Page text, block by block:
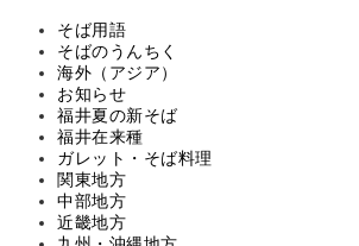
そば用語
そばのうんちく
海外（アジア）
お知らせ
福井夏の新そば
福井在来種
ガレット・そば料理
関東地方
中部地方
近畿地方